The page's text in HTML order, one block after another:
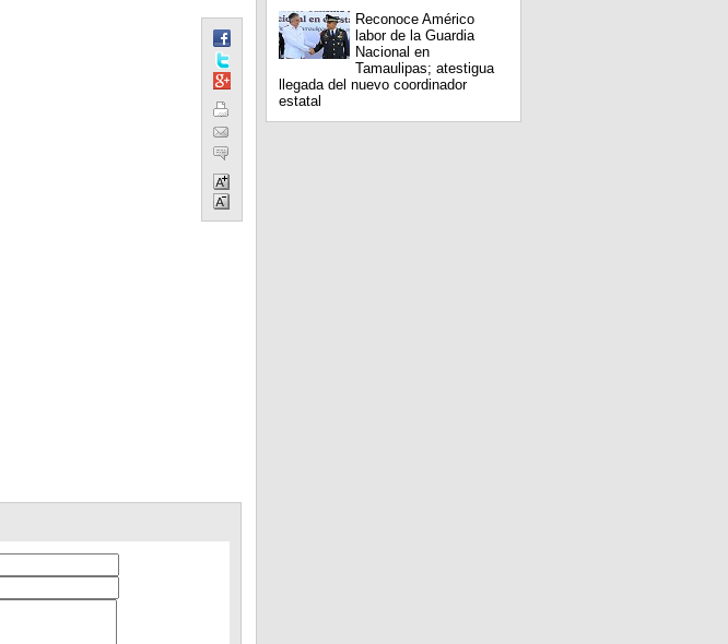
Reconoce Américo
labor de la Guardia
Nacional en
Tamaulipas; atestigua
llegada del nuevo coordinador
estatal